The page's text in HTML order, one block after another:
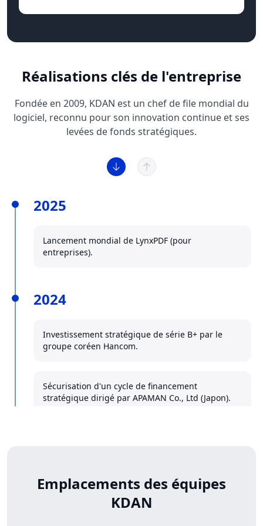
Réalisations clés de l'entreprise
Fondée en 2009, KDAN est un chef de file mondial du
logiciel, reconnu pour son innovation continue et ses
levées de fonds stratégiques.
2025
Lancement mondial de LynxPDF (pour
entreprises).
2024
Investissement stratégique de série B+ par le
groupe coréen Hancom.
Sécurisation d'un cycle de financement
stratégique dirigé par APAMAN Co., Ltd (Japon).
Classée dans le palmarès « Asia-Pacific High-
Growth Companies 500 » du Financial Times.
Rang n° 1 à Taïwan dans la catégorie TI et
Emplacements des équipes
KDAN